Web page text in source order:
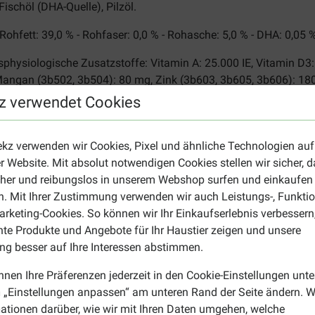
verwendet Cookies
verwenden wir Cookies, Pixel und ähnliche Technologien auf
Website. Mit absolut notwendigen Cookies stellen wir sicher,
und reibungslos in unserem Webshop surfen und einkaufen
Mit Ihrer Zustimmung verwenden wir auch Leistungs-,
Cookies. So können wir Ihr Einkaufserlebnis
Produkte und Angebote für Ihr Haustier zeigen und unsere
besser auf Ihre Interessen abstimmen.
Ihre Präferenzen jederzeit in den Cookie-Einstellungen
„Einstellungen anpassen“ am unteren Rand der Seite ändern.
darüber, wie wir mit Ihren Daten umgehen, welche
(DHA-Quelle), Pilzöl.
39,0 % - Rohfaser: 0,0 % - Rohasche: 5,0 % - DHA: 0,05
Zusatzstoffe: Vitamin A: 25.000 IE, Vitamin
(3b502, 3b504): 80 mg, Zink (3b603, 3b605, 3b606):
Babydog Milk
in 20 ml Leitungswasser bei ca. 50 °C auflösen. Die Milch
um Wachstumsstörungen vorzubeugen und einen guten
Verpackung vermeldet. Bei richtiger Lagerung können Sie
trockenen Ort.
Werfen Sie dann einen Blick auf die Seite mit unserem